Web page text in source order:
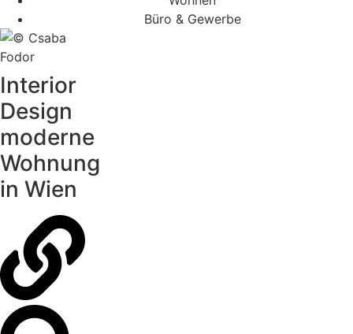
Büro & Gewerbe
Interior
Design
moderne
Wohnung
in Wien